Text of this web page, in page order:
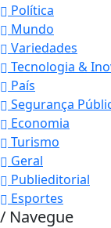
Política
Mundo
Variedades
Tecnologia &
País
Segurança
Economia
Turismo
Geral
Publieditorial
Esportes
/ Navegue